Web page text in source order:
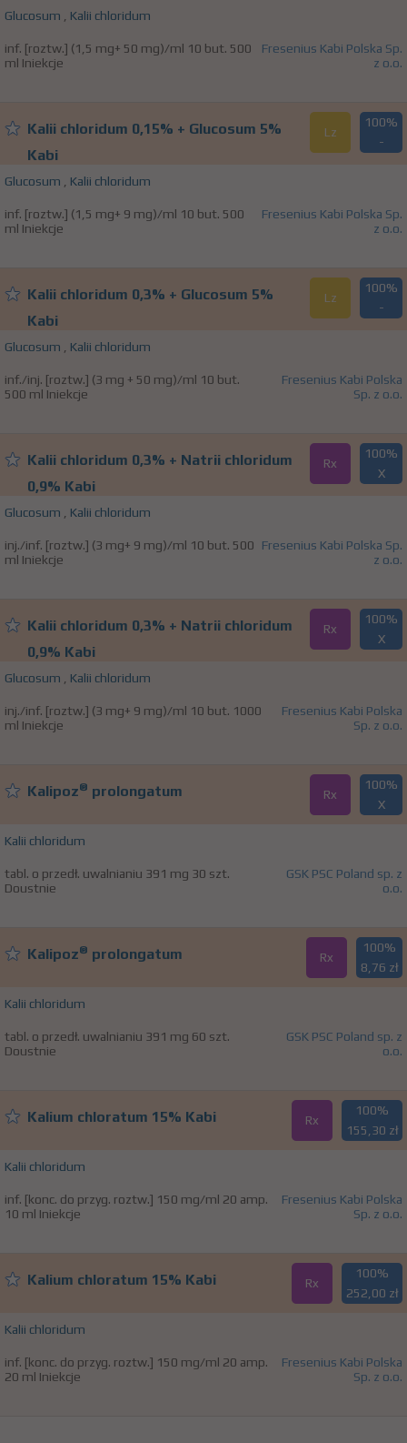
Glucosum , Kalii chloridum
inf. [roztw.] (1,5 mg+ 50 mg)/ml 10 but. 500
ml Iniekcje
Fresenius Kabi Polska Sp.
z o.o.
Kalii chloridum 0,15% + Glucosum 5%
Kabi
Lz
100%
-
Glucosum , Kalii chloridum
inf. [roztw.] (1,5 mg+ 9 mg)/ml 10 but. 500
ml Iniekcje
Fresenius Kabi Polska Sp.
z o.o.
Kalii chloridum 0,3% + Glucosum 5%
Kabi
Lz
100%
-
Glucosum , Kalii chloridum
inf./inj. [roztw.] (3 mg + 50 mg)/ml 10 but.
500 ml Iniekcje
Fresenius Kabi Polska
Sp. z o.o.
Kalii chloridum 0,3% + Natrii chloridum
0,9% Kabi
Rx
100%
X
Glucosum , Kalii chloridum
inj./inf. [roztw.] (3 mg+ 9 mg)/ml 10 but. 500
ml Iniekcje
Fresenius Kabi Polska Sp.
z o.o.
Kalii chloridum 0,3% + Natrii chloridum
0,9% Kabi
Rx
100%
X
Glucosum , Kalii chloridum
inj./inf. [roztw.] (3 mg+ 9 mg)/ml 10 but. 1000
ml Iniekcje
Fresenius Kabi Polska
Sp. z o.o.
Kalipoz® prolongatum Rx
100%
X
Kalii chloridum
tabl. o przedł. uwalnianiu 391 mg 30 szt.
Doustnie
GSK PSC Poland sp. z
o.o.
Kalipoz® prolongatum Rx
100%
8,76 zł
Kalii chloridum
tabl. o przedł. uwalnianiu 391 mg 60 szt.
Doustnie
GSK PSC Poland sp. z
o.o.
Kalium chloratum 15% Kabi Rx
100%
155,30 zł
Kalii chloridum
inf. [konc. do przyg. roztw.] 150 mg/ml 20 amp.
10 ml Iniekcje
Fresenius Kabi Polska
Sp. z o.o.
Kalium chloratum 15% Kabi Rx
100%
252,00 zł
Kalii chloridum
inf. [konc. do przyg. roztw.] 150 mg/ml 20 amp.
20 ml Iniekcje
Fresenius Kabi Polska
Sp. z o.o.